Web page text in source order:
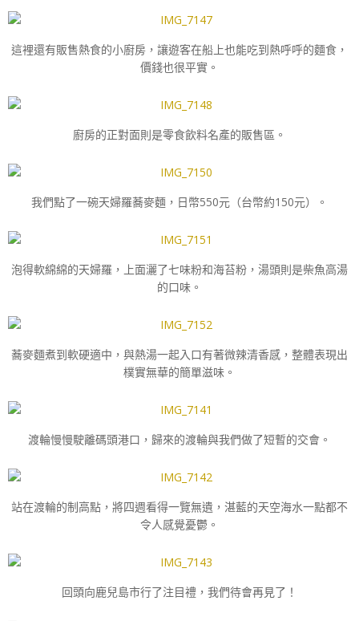
這裡還有販售熱食的小廚房，讓遊客在船上也能吃到熱呼呼的麵食，
價錢也很平實。
廚房的正對面則是零食飲料名產的販售區。
我們點了一碗天婦羅蕎麥麵，日幣550元（台幣約150元）。
泡得軟綿綿的天婦羅，上面灑了七味粉和海苔粉，湯頭則是柴魚高湯
的口味。
蕎麥麵煮到軟硬適中，與熱湯一起入口有著微辣清香感，整體表現出
樸實無華的簡單滋味。
渡輪慢慢駛離碼頭港口，歸來的渡輪與我們做了短暫的交會。
站在渡輪的制高點，將四週看得一覽無遺，湛藍的天空海水一點都不
令人感覺憂鬱。
回頭向鹿兒島市行了注目禮，我們待會再見了！